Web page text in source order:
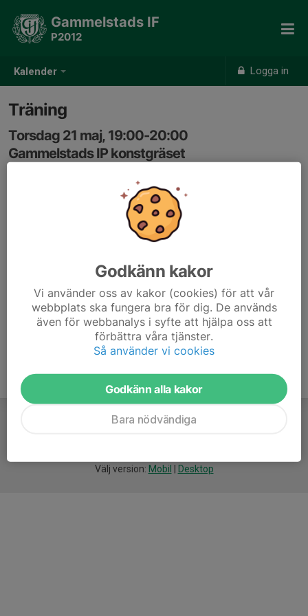
Kalender Logga in
Gammelstads IF
P2012
Träning
Torsdag 21 maj, 19:00-20:00
Gammelstads IP konstgräset
Samling: 18:45, Omklädningsrum i röda byggnaden på
Välj version: Mobil Desktop
Godkänn kakor
Vi använder oss av kakor (cookies) för att vår
webbplats ska fungera bra för dig. De används
även för webbanalys i syfte att hjälpa oss att
förbättra våra tjänster.
Så använder vi cookies
Godkänn alla kakor
Bara nödvändiga